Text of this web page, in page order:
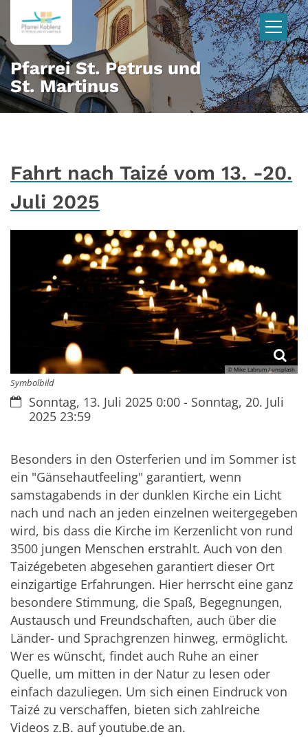
Zum Inhalt springen
Pfarrei St. Petrus und
St. Martinus
Fahrt nach Taizé vom 13. -20.
Juli 2025
© Mike Labrum / unsplash
Symbolbild
Datum:
Sonntag, 13. Juli 2025 0:00 - Sonntag, 20. Juli
2025 23:59
Besonders in den Osterferien und im Sommer ist
ein "Gänsehautfeeling" garantiert, wenn
samstagabends in der dunklen Kirche ein Licht
nach und nach an jeden einzelnen weitergegeben
wird, bis dass die Kirche im Kerzenlicht von rund
3500 jungen Menschen erstrahlt. Auch von den
Taizégebeten abgesehen garantiert dieser Ort
einzigartige Erfahrungen. Hier herrscht eine ganz
besondere Stimmung, die Spaß, Begegnungen,
Austausch und Freundschaften, auch über die
Länder- und Sprachgrenzen hinweg, ermöglicht.
Wer es wünscht, findet auch Ruhe an einer
Quelle, um mitten in der Natur zu lesen oder
einfach dazuliegen. Um sich einen Eindruck von
Taizé zu verschaffen, bieten sich zahlreiche
Videos z.B. auf youtube.de an.